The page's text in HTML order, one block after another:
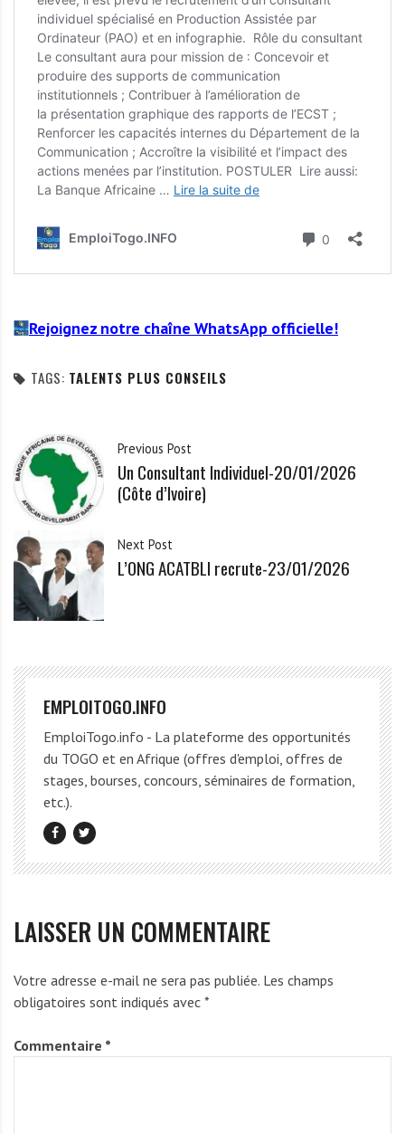
Rejoignez notre chaîne WhatsApp officielle!
TAGS: TALENTS PLUS CONSEILS
Previous Post
Un Consultant Individuel-20/01/2026
(Côte d’Ivoire)
Next Post
L’ONG ACATBLI recrute-23/01/2026
EMPLOITOGO.INFO
EmploiTogo.info - La plateforme des opportunités
du TOGO et en Afrique (offres d'emploi, offres de
stages, bourses, concours, séminaires de formation,
etc.).
LAISSER UN COMMENTAIRE
Votre adresse e-mail ne sera pas publiée. Les champs
obligatoires sont indiqués avec *
Commentaire *